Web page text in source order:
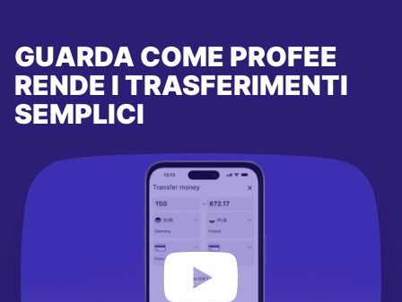
GUARDA COME PROFEE
RENDE I TRASFERIMENTI
SEMPLICI